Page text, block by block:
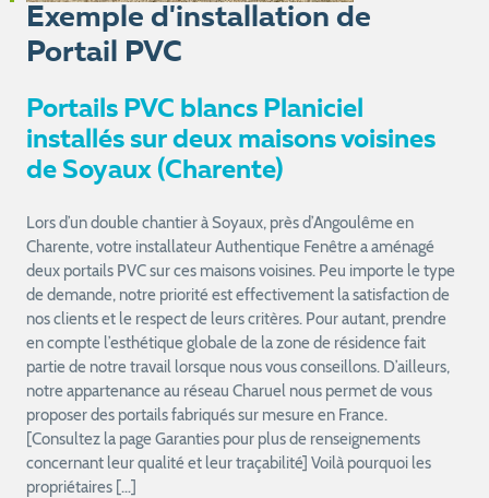
Exemple d'installation de
Portail PVC
Portails PVC blancs Planiciel
installés sur deux maisons voisines
de Soyaux (Charente)
Lors d’un double chantier à Soyaux, près d’Angoulême en
Charente, votre installateur Authentique Fenêtre a aménagé
deux portails PVC sur ces maisons voisines. Peu importe le type
de demande, notre priorité est effectivement la satisfaction de
nos clients et le respect de leurs critères. Pour autant, prendre
en compte l’esthétique globale de la zone de résidence fait
partie de notre travail lorsque nous vous conseillons. D’ailleurs,
notre appartenance au réseau Charuel nous permet de vous
proposer des portails fabriqués sur mesure en France.
[Consultez la page Garanties pour plus de renseignements
concernant leur qualité et leur traçabilité] Voilà pourquoi les
propriétaires […]